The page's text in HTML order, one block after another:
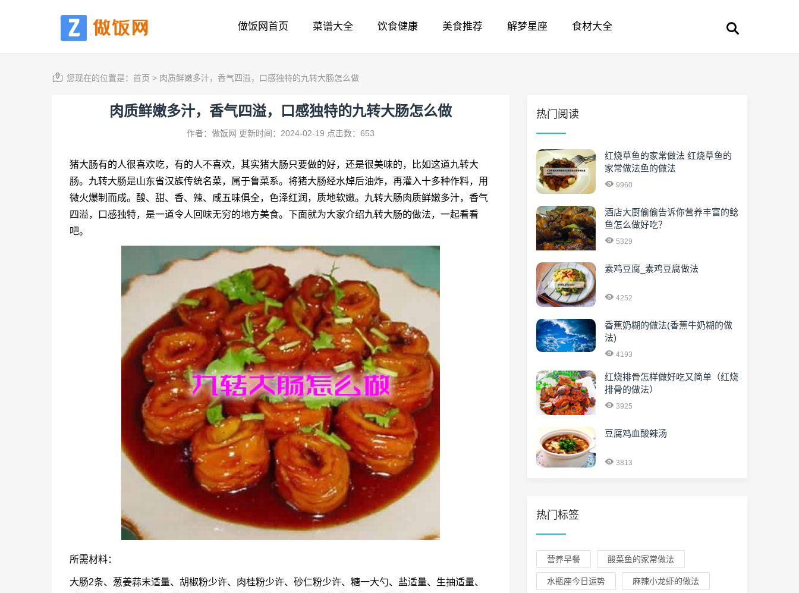
做饭网首页 菜谱大全 饮食健康 美食推荐 解梦星座 食材大全
您现在的位置是： 首页 > 肉质鲜嫩多汁，香气四溢，口感独特的九转大肠怎么做
肉质鲜嫩多汁，香气四溢，口感独特的九转大肠怎么做
作者：做饭网 更新时间：2024-02-19 点击数：653
猪大肠有的人很喜欢吃，有的人不喜欢，其实猪大肠只要做的好，还是很美味的，比如这道九转大
肠。九转大肠是山东省汉族传统名菜，属于鲁菜系。将猪大肠经水焯后油炸，再灌入十多种作料，用
微火爆制而成。酸、甜、香、辣、咸五味俱全，色泽红润，质地软嫩。九转大肠肉质鲜嫩多汁，香气
四溢，口感独特，是一道令人回味无穷的地方美食。下面就为大家介绍九转大肠的做法，一起看看
吧。
所需材料：
大肠2条、葱姜蒜末适量、胡椒粉少许、肉桂粉少许、砂仁粉少许、糖一大勺、盐适量、生抽适量、
热门阅读
红烧草鱼的家常做法 红烧草鱼的
家常做法鱼的做法
9960
酒店大厨偷偷告诉你营养丰富的鲶
鱼怎么做好吃？
5329
素鸡豆腐_素鸡豆腐做法
4252
香蕉奶糊的做法(香蕉牛奶糊的做
法)
4193
红烧排骨怎样做好吃又简单（红烧
排骨的做法）
3925
豆腐鸡血酸辣汤
3813
热门标签
营养早餐 酸菜鱼的家常做法
水瓶座今日运势 麻辣小龙虾的做法